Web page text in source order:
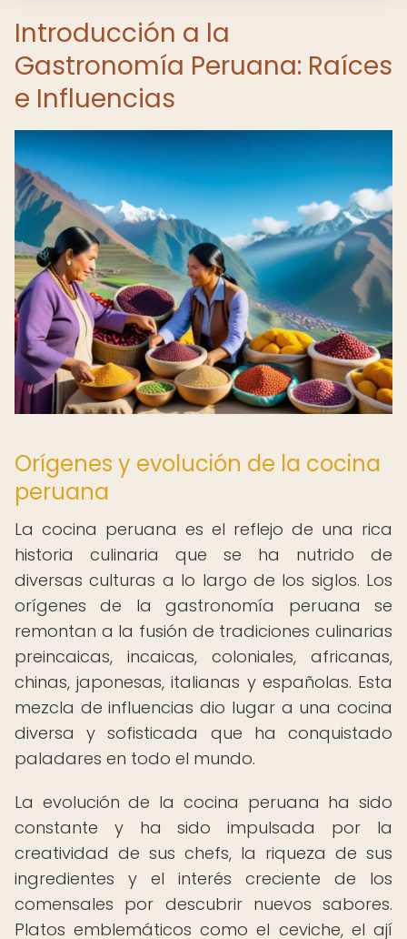
Introducción a la
Gastronomía Peruana: Raíces
e Influencias
Orígenes y evolución de la cocina
peruana
La cocina peruana es el reflejo de una rica
historia culinaria que se ha nutrido de
diversas culturas a lo largo de los siglos. Los
orígenes de la gastronomía peruana se
remontan a la fusión de tradiciones culinarias
preincaicas, incaicas, coloniales, africanas,
chinas, japonesas, italianas y españolas. Esta
mezcla de influencias dio lugar a una cocina
diversa y sofisticada que ha conquistado
paladares en todo el mundo.
La evolución de la cocina peruana ha sido
constante y ha sido impulsada por la
creatividad de sus chefs, la riqueza de sus
ingredientes y el interés creciente de los
comensales por descubrir nuevos sabores.
Platos emblemáticos como el ceviche, el ají